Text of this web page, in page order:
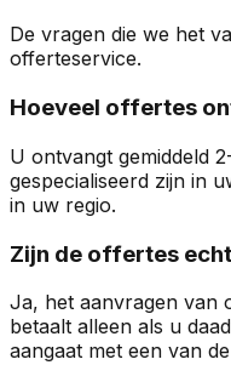
De vragen die we het
offerteservice.
Hoeveel offertes
U ontvangt gemiddeld
gespecialiseerd zijn in
in uw regio.
Zijn de offertes
Ja, het aanvragen van
betaalt alleen als u
aangaat met een van